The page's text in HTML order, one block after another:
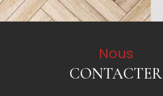
Nous
CONTACTER